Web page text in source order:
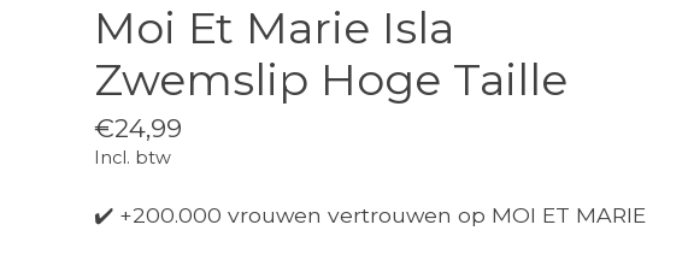
Moi Et Marie Isla
Zwemslip Hoge Taille
€24,99
Incl. btw
✔️ +200.000 vrouwen vertrouwen op MOI ET MARIE